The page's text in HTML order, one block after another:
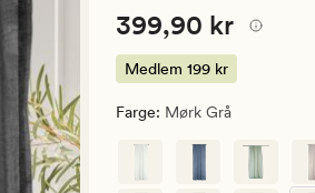
Pris
399,90
kr.
199
Pris 399,90 kr
399,90 kr
Medlem 199 kr
Farge: Mørk Grå